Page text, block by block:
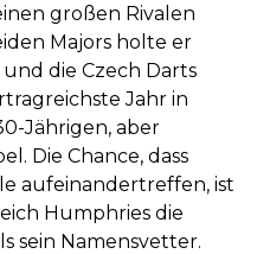
großen Rivalen
Majors holte er
und die Czech Darts
Jahr in
Jährigen, aber
Die Chance, dass
aufeinandertreffen, ist
Humphries die
sein Namensvetter.